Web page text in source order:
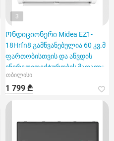
3
Ონდიციონერი Midea EZ1-
18Hrfn8 გამწვანებულია 60 კვ.მ
ფართობისთვის და აწვდის
ენერგოეფექტურობის მაღალი
თბილისი
1 799 ₾